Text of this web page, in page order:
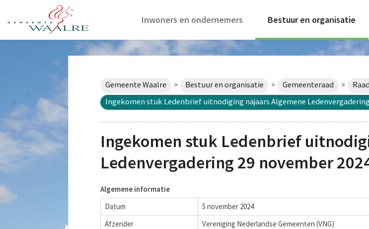
Inwoners en ondernemers Bestuur en organisatie
Gemeente Waalre > Bestuur en organisatie > Gemeenteraad >
Ingekomen stuk Ledenbrief uitnodiging najaars Algemene
Ingekomen stuk Ledenbrief
Ledenvergadering 29 november
Algemene informatie
Datum
5 november 2024
Afzender
Vereniging Nederlandse Gemeenten (VNG)